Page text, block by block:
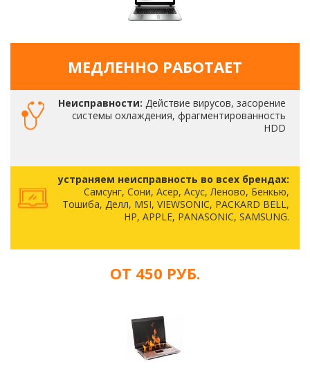
МЕДЛЕННО РАБОТАЕТ
Неисправности: Действие вирусов, засорение
системы охлаждения, фрагментированность
HDD
устраняем неисправность во всех брендах:
Самсунг, Сони, Асер, Асус, Леново, Бенкью,
Тошиба, Делл, MSI, VIEWSONIC, PACKARD BELL,
HP, APPLE, PANASONIC, SAMSUNG.
ОТ 450 РУБ.